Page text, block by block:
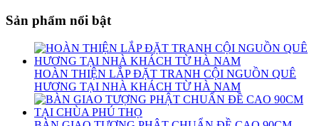
Sản phẩm nổi bật
HOÀN THIỆN LẮP ĐẶT TRANH CỘI NGUỒN QUÊ
HƯƠNG TẠI NHÀ KHÁCH TỪ HÀ NAM